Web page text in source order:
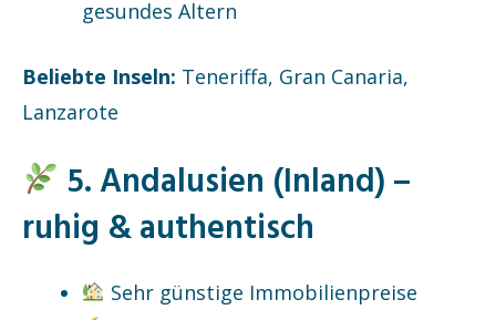
gesundes Altern
Beliebte Inseln: Teneriffa, Gran Canaria,
Lanzarote
5. Andalusien (Inland) –
ruhig & authentisch
Sehr günstige Immobilienpreise